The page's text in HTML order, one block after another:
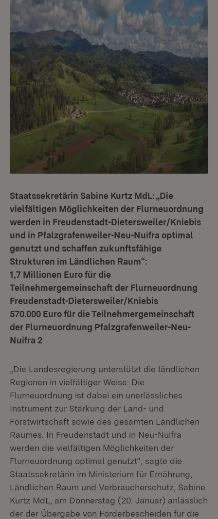
Staatssekretärin Sabine Kurtz MdL: „Die
vielfältigen Möglichkeiten der Flurneuordnung
werden in Freudenstadt-Dietersweiler/Kniebis
und in Pfalzgrafenweiler-Neu-Nuifra optimal
genutzt und schaffen zukunftsfähige
Strukturen im Ländlichen Raum“:
1,7 Millionen Euro für die
Teilnehmergemeinschaft der Flurneuordnung
Freudenstadt-Dietersweiler/Kniebis
570.000 Euro für die Teilnehmergemeinschaft
der Flurneuordnung Pfalzgrafenweiler-Neu-
Nuifra 2
„Die Landesregierung unterstützt die ländlichen
Regionen in vielfältiger Weise. Die
Flurneuordnung ist dabei ein unerlässliches
Instrument zur Stärkung der Land- und
Forstwirtschaft sowie des gesamten Ländlichen
Raumes. In Freudenstadt und in Neu-Nuifra
werden die vielfältigen Möglichkeiten der
Flurneuordnung optimal genutzt“, sagte die
Staatssekretärin im Ministerium für Ernährung,
Ländlichen Raum und Verbraucherschutz, Sabine
Kurtz MdL, am Donnerstag (20. Januar) anlässlich
der der Übergabe von Förderbescheiden für die